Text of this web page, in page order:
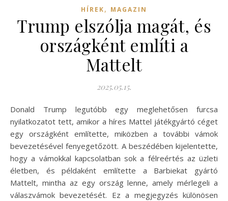
HÍREK, MAGAZIN
Trump elszólja magát, és
országként említi a
Mattelt
2025.05.15.
Donald Trump legutóbb egy meglehetősen furcsa
nyilatkozatot tett, amikor a híres Mattel játékgyártó céget
egy országként említette, miközben a további vámok
bevezetésével fenyegetőzött. A beszédében kijelentette,
hogy a vámokkal kapcsolatban sok a félreértés az üzleti
életben, és példaként említette a Barbiekat gyártó
Mattelt, mintha az egy ország lenne, amely mérlegeli a
válaszvámok bevezetését. Ez a megjegyzés különösen